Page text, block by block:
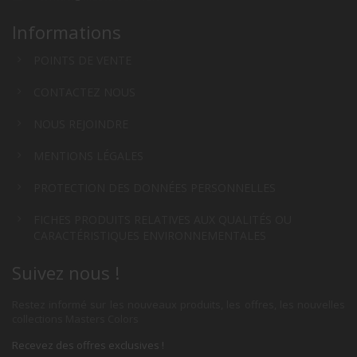
Informations
Suivez nous !
Recevez des offres exclusives !